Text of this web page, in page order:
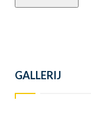
GALLERIJ